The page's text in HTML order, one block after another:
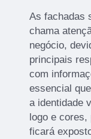
As fachadas
chama
negócio,
principais
com
essencial
a identidade
logo e
ficará